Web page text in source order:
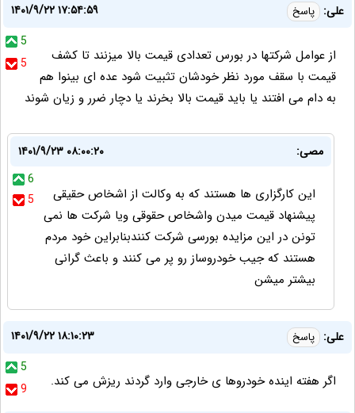
علی: پاسخ
۱۴۰۱/۹/۲۲ ۱۷:۵۴:۵۹
5
5
از عوامل شرکتها در بورس تعدادی قیمت بالا میزنند تا کشف
قیمت با سقف مورد نظر خودشان تثبیت شود عده ای بینوا هم
به دام می افتند یا باید قیمت بالا بخرند یا دچار ضرر و زیان شوند
مصی:
۱۴۰۱/۹/۲۳ ۰۸:۰۰:۲۰
6
5
این کارگزاری ها هستند که به وکالت از اشخاص حقیقی
پیشنهاد قیمت میدن واشخاص حقوقی ویا شرکت ها نمی
تونن در این مزایده بورسی شرکت کنندبنابراین خود مردم
هستند که جیب خودروساز رو پر می کنند و باعث گرانی
بیشتر میشن
علی: پاسخ
۱۴۰۱/۹/۲۲ ۱۸:۱۰:۲۳
5
9
اگر هفته اینده خودروها ی خارجی وارد گردند ریزش می کند.